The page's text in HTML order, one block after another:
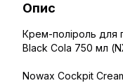
Опис
Крем-поліроль для
Black Cola 750 мл
Nowax Cockpit